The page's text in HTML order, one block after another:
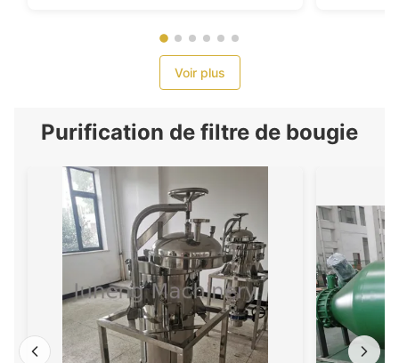
Voir plus
Purification de filtre de bougie